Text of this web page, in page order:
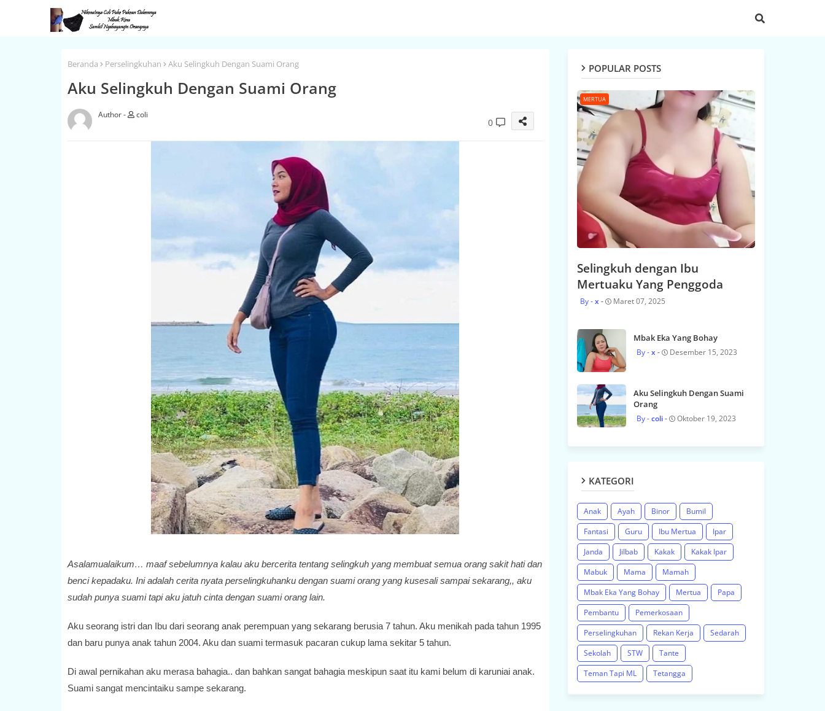
Beranda Perselingkuhan Aku Selingkuh Dengan Suami Orang
Aku Selingkuh Dengan Suami Orang
coli
0
Asalamualaikum… maaf sebelumnya kalau aku bercerita tentang selingkuh yang membuat semua orang sakit hati dan
benci kepadaku. Ini adalah cerita nyata perselingkuhanku dengan suami orang yang kusesali sampai sekarang,, aku
sudah punya suami tapi aku jatuh cinta dengan suami orang lain.
Aku seorang istri dan Ibu dari seorang anak perempuan yang sekarang berusia 7 tahun. Aku menikah pada tahun 1995
dan baru punya anak tahun 2004. Aku dan suami termasuk pacaran cukup lama sekitar 5 tahun.
Di awal pernikahan aku merasa bahagia.. dan bahkan sangat bahagia meskipun saat itu kami belum di karuniai anak.
Suami sangat mencintaiku sampe sekarang.
POPULAR POSTS
MERTUA
Selingkuh dengan Ibu
Mertuaku Yang Penggoda
x Maret 07, 2025
Mbak Eka Yang Bohay
x Desember 15, 2023
Aku Selingkuh Dengan Suami
Orang
coli Oktober 19, 2023
KATEGORI
Anak Ayah Binor
Bumil
Fantasi
Guru Ibu Mertua
Ipar
Janda
Jilbab Kakak
Kakak Ipar
Mabuk
Mama
Mamah
Mbak Eka Yang Bohay
Mertua
Papa
Pembantu
Pemerkosaan
Perselingkuhan
Rekan Kerja
Sedarah
Sekolah
STW
Tante
Teman Tapi ML
Tetangga